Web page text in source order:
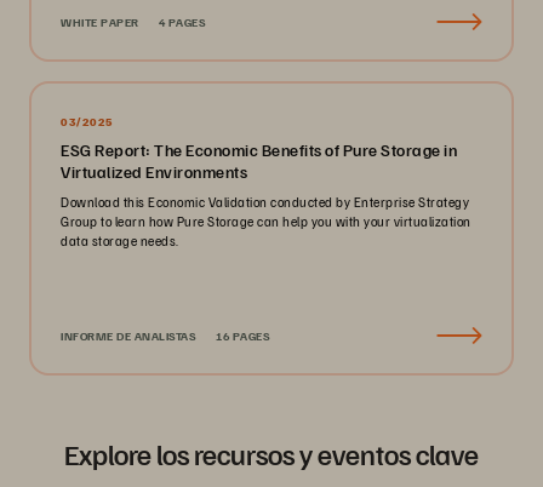
WHITE PAPER 4 PAGES
03/2025
ESG Report: The Economic Benefits of Pure Storage in
Virtualized Environments
Download this Economic Validation conducted by Enterprise Strategy
Group to learn how Pure Storage can help you with your virtualization
data storage needs.
INFORME DE ANALISTAS 16 PAGES
Explore los recursos y eventos clave